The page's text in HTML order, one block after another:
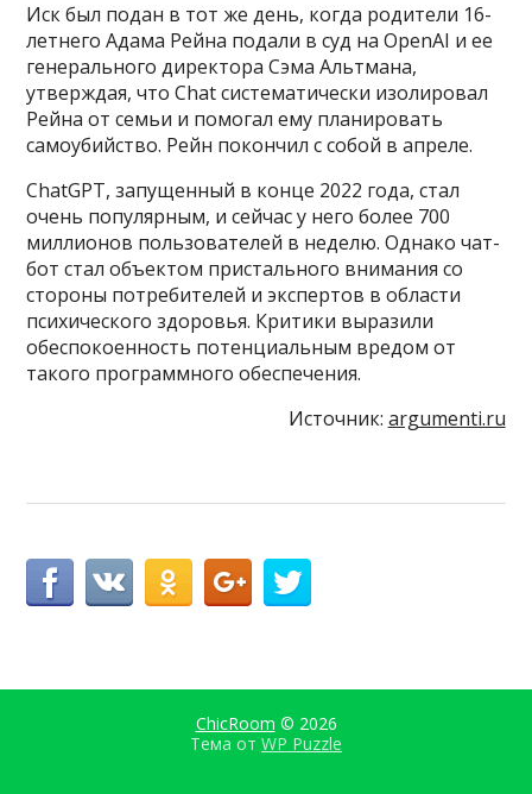
Иск был подан в тот же день, когда родители 16-
летнего Адама Рейна подали в суд на OpenAI и ее
генерального директора Сэма Альтмана,
утверждая, что Chat систематически изолировал
Рейна от семьи и помогал ему планировать
самоубийство. Рейн покончил с собой в апреле.
ChatGPT, запущенный в конце 2022 года, стал
очень популярным, и сейчас у него более 700
миллионов пользователей в неделю. Однако чат-
бот стал объектом пристального внимания со
стороны потребителей и экспертов в области
психического здоровья. Критики выразили
обеспокоенность потенциальным вредом от
такого программного обеспечения.
Источник: argumenti.ru
ChicRoom © 2026
Тема от WP Puzzle